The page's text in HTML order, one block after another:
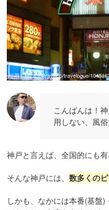
引用：https://4travel.jp/travelogue/
こんばんは！
用しない、風俗
神戸と言えば、全国的にも有
そんな神戸には、 数多くの
しかも、なかには本番(基盤